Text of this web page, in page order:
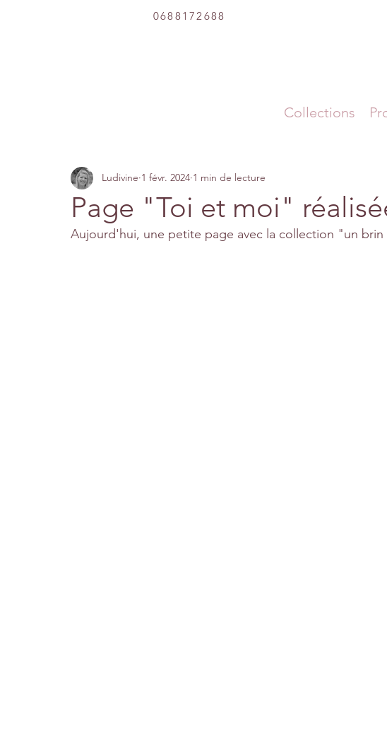
0688172688
Collections
Page "Toi et moi"
Ludivine 1 févr. 2024 1 min de lecture
Aujourd'hui, une petite page avec la collection "un